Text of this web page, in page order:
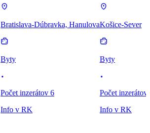
Bratislava-Dúbravka, Hanulova
Byty
Počet inzerátov 6
Info v RK
Košice-Sever
Byty
Počet inzerátov
Info v RK